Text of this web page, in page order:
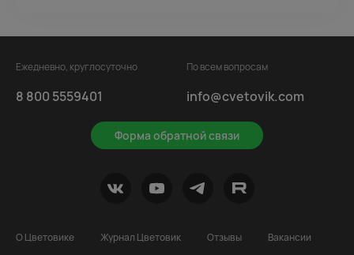
Ежедневно, круглосуточно
8 800 5559401
Форма обратной связи
По всем вопросам
info@cvetovik.com
О Цветовике Журнал Цветовик Отзывы
Вакансии